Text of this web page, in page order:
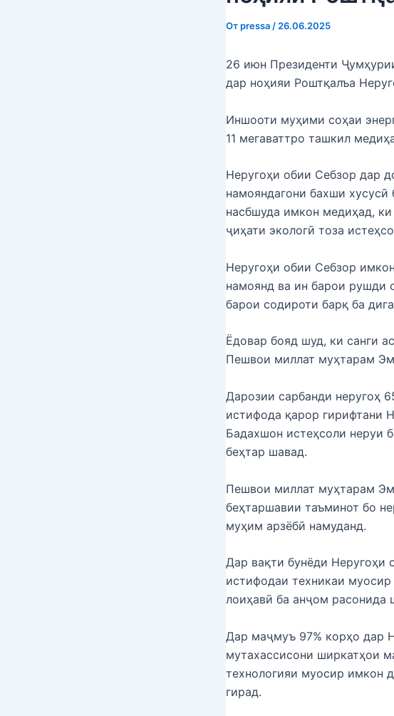
Отpressa / 26.06.2025
26 июн Президенти
дар ноҳияи Роштқалъа
Иншооти муҳими соҳаи
11 мегаваттро ташкил
Неругоҳи обии Себзор дар
намояндагони бахши
насбшуда имкон медиҳад,
ҷиҳати экологӣ тоза
Неругоҳи обии Себзор
намоянд ва ин барои рушди
барои содироти барқ ба
Ёдовар бояд шуд, ки санги
Пешвои миллат муҳтарам
Дарозии сарбанди неругоҳ
истифода қарор гирифтани
Бадахшон истеҳсоли неруи
беҳтар шавад.
Пешвои миллат муҳтарам
беҳтаршавии таъминот бо
муҳим арзёбӣ намуданд.
Дар вақти бунёди Неругоҳи
истифодаи техникаи
лоиҳавӣ ба анҷом расонида
Дар маҷмуъ 97% корҳо дар
мутахассисони ширкатҳои
технологияи муосир имкон
гирад.